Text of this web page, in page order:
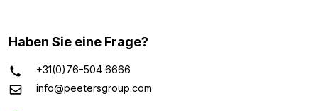
Haben Sie eine Frage?
+31(0)76-504 6666
info@peetersgroup.com